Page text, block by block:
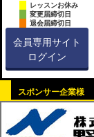
レッスンお休み
変更届締切日
退会届締切日
会員専用サイト
ログイン
スポンサー企業様